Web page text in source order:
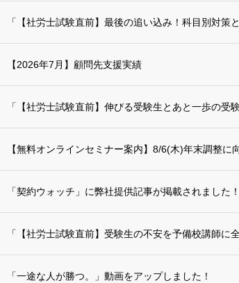
「【社労士試験直前】最後の追い込み！科目別対策
【2026年7月】顧問先支援実績
「【社労士試験直前】伸びる受験生とあと一歩の受
【無料オンラインセミナー案内】8/6(木)年末調整に
「契約ウォッチ」に弊社提供記事が掲載されました！
「【社労士試験直前】受験生の不安を予備校講師に
「一途な人が勝つ。」動画をアップしました！